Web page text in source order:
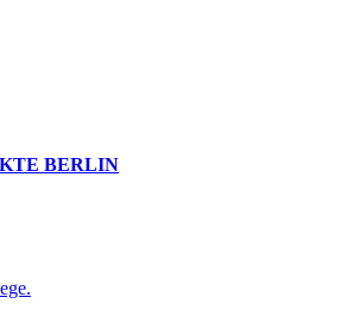
BERLIN